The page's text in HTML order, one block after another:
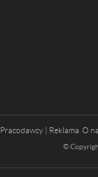
Pracodawcy | Reklama O
©